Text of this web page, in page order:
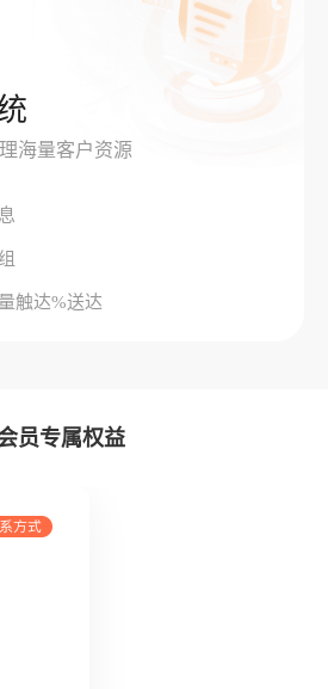
海量客户资源
触达%送达
员专属权益